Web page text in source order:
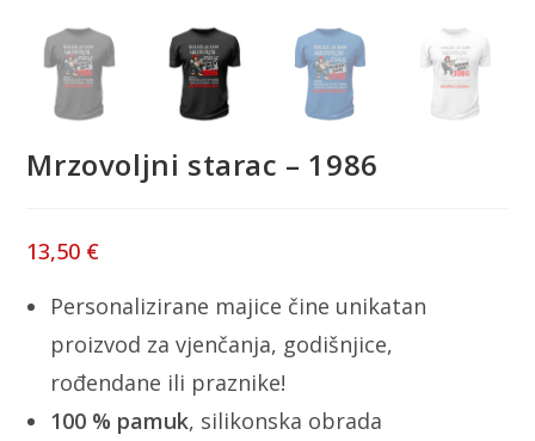
Mrzovoljni starac – 1986
13,50 €
Personalizirane majice čine unikatan
proizvod za vjenčanja, godišnjice,
rođendane ili praznike!
100 % pamuk, silikonska obrada